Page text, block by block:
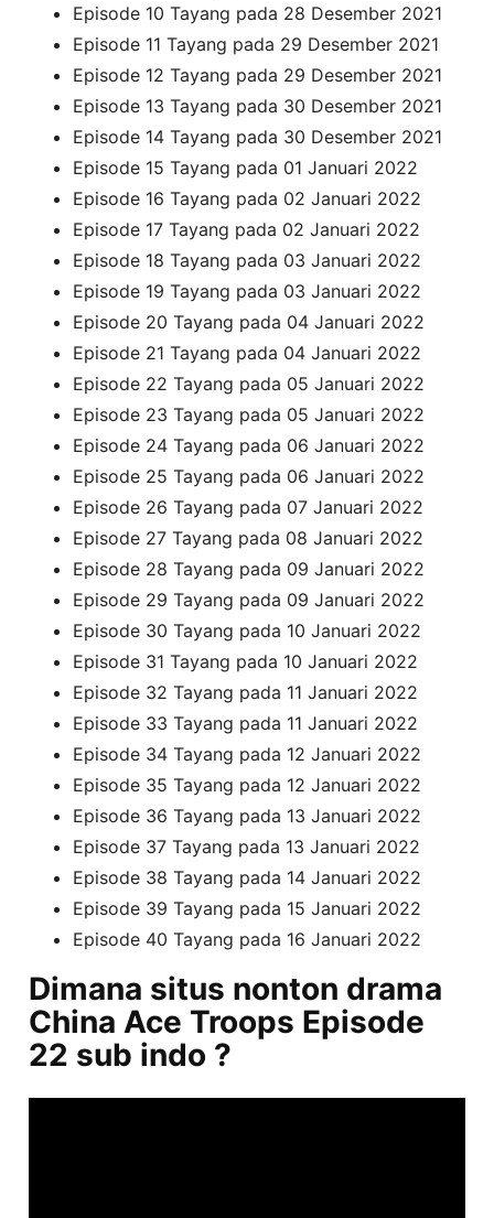
Episode 10 Tayang pada 28 Desember 2021
Episode 11 Tayang pada 29 Desember 2021
Episode 12 Tayang pada 29 Desember 2021
Episode 13 Tayang pada 30 Desember 2021
Episode 14 Tayang pada 30 Desember 2021
Episode 15 Tayang pada 01 Januari 2022
Episode 16 Tayang pada 02 Januari 2022
Episode 17 Tayang pada 02 Januari 2022
Episode 18 Tayang pada 03 Januari 2022
Episode 19 Tayang pada 03 Januari 2022
Episode 20 Tayang pada 04 Januari 2022
Episode 21 Tayang pada 04 Januari 2022
Episode 22 Tayang pada 05 Januari 2022
Episode 23 Tayang pada 05 Januari 2022
Episode 24 Tayang pada 06 Januari 2022
Episode 25 Tayang pada 06 Januari 2022
Episode 26 Tayang pada 07 Januari 2022
Episode 27 Tayang pada 08 Januari 2022
Episode 28 Tayang pada 09 Januari 2022
Episode 29 Tayang pada 09 Januari 2022
Episode 30 Tayang pada 10 Januari 2022
Episode 31 Tayang pada 10 Januari 2022
Episode 32 Tayang pada 11 Januari 2022
Episode 33 Tayang pada 11 Januari 2022
Episode 34 Tayang pada 12 Januari 2022
Episode 35 Tayang pada 12 Januari 2022
Episode 36 Tayang pada 13 Januari 2022
Episode 37 Tayang pada 13 Januari 2022
Episode 38 Tayang pada 14 Januari 2022
Episode 39 Tayang pada 15 Januari 2022
Episode 40 Tayang pada 16 Januari 2022
Dimana situs nonton drama
China Ace Troops Episode
22 sub indo ?